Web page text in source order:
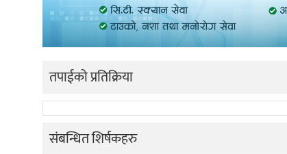
तपाईको प्रतिक्रिया
संबन्धित शिर्षकहरु